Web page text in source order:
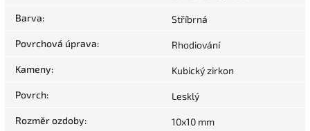
Barva: Stříbrná
Povrchová úprava: Rhodiování
Kameny: Kubický zirkon
Povrch: Lesklý
Rozměr ozdoby: 10x10 mm